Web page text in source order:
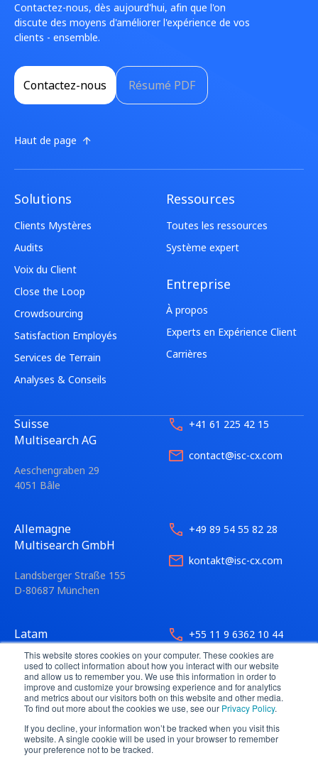
This website stores cookies on your computer. These cookies are
used to collect information about how you interact with our website
and allow us to remember you. We use this information in order to
improve and customize your browsing experience and for analytics
and metrics about our visitors both on this website and other media.
To find out more about the cookies we use, see our Privacy Policy.
If you decline, your information won’t be tracked when you visit this
website. A single cookie will be used in your browser to remember
your preference not to be tracked.
Contactez-nous, dès aujourd'hui, afin que l'on
discute des moyens d'améliorer l'expérience de vos
clients - ensemble.
Contactez-nous Résumé PDF
Haut de page
Suisse
Multisearch AG
Aeschengraben 29
4051 Bâle
+41 61 225 42 15
contact@isc-cx.com
Allemagne
Multisearch GmbH
Landsberger Straße 155
D-80687 München
+49 89 54 55 82 28
kontakt@isc-cx.com
Latam
Multisearch LTDA
Avenida Angélica 2546 CJ 121
01228-200 São Paulo
+55 11 9 6362 10 44
contact@isc-cx.com
Solutions
Clients Mystères
Audits
Voix du Client
Close the Loop
Crowdsourcing
Satisfaction Employés
Services de Terrain
Analyses & Conseils
Ressources
Toutes les ressources
Système expert
Entreprise
À propos
Experts en Expérience Client
Carrières